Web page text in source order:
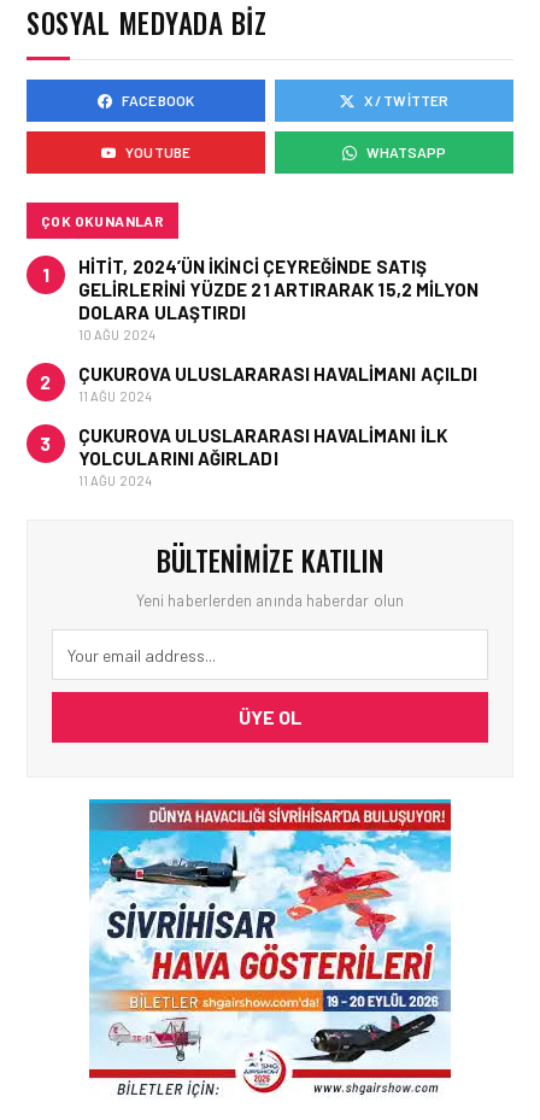
ALINIYOR?
HAVACILIK • 05 AĞU 2026
ÇELEBI HAVACILIK
MACARISTAN’DAN
BUDAPEŞTE GÖNÜLLÜ
SOSYAL MEDYADA BIZ
FACEBOOK X / TWITTER
YOUTUBE WHATSAPP
ÇOK OKUNANLAR
1
HITIT, 2024’ÜN IKINCI ÇEYREĞINDE SATIŞ
GELIRLERINI YÜZDE 21 ARTIRARAK 15,2 MILYON
DOLARA ULAŞTIRDI
10 AĞU 2024
2 ÇUKUROVA ULUSLARARASI HAVALIMANI AÇILDI
11 AĞU 2024
3
ÇUKUROVA ULUSLARARASI HAVALIMANI İLK
YOLCULARINI AĞIRLADI
11 AĞU 2024
BÜLTENIMIZE KATILIN
Yeni haberlerden anında haberdar olun
ÜYE OL